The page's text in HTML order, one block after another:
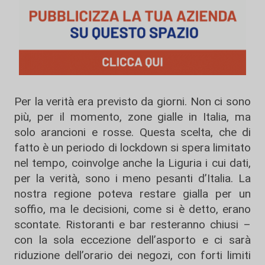
Per la verità era previsto da giorni. Non ci sono
più, per il momento, zone gialle in Italia, ma
solo arancioni e rosse. Questa scelta, che di
fatto è un periodo di lockdown si spera limitato
nel tempo, coinvolge anche la Liguria i cui dati,
per la verità, sono i meno pesanti d’Italia. La
nostra regione poteva restare gialla per un
soffio, ma le decisioni, come si è detto, erano
scontate. Ristoranti e bar resteranno chiusi –
con la sola eccezione dell’asporto e ci sarà
riduzione dell’orario dei negozi, con forti limiti